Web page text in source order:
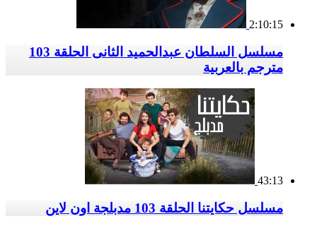
2:10:15
مسلسل السلطان عبدالحميد الثانى الحلقة 103
مترجم بالعربية
43:13
مسلسل حكايتنا الحلقة 103 مدبلجة اون لاين